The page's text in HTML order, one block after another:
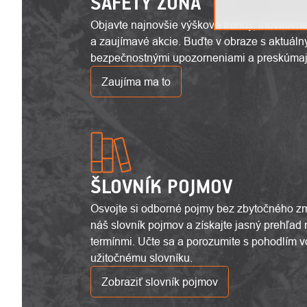
Objavte najnovšie výškové trendy, inovatívne
a zaujímavé akcie. Buďte v obraze s
bezpečnostnými upozorneniami a
Zaujíma ma to
ŠLOVNÍK POJMOV
Osvojte si odborné pojmy bez zbytočného
náš slovník pojmov a získajte jasný prehľad
termínmi. Učte sa a porozumite s pohodlím
užitočnému slovníku.
Zobraziť slovník pojmov